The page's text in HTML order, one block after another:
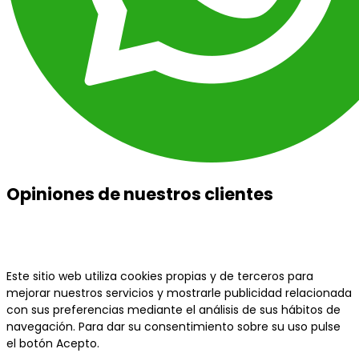
Opiniones de nuestros clientes
Este sitio web utiliza cookies propias y de terceros para
mejorar nuestros servicios y mostrarle publicidad relacionada
con sus preferencias mediante el análisis de sus hábitos de
navegación. Para dar su consentimiento sobre su uso pulse
el botón Acepto.